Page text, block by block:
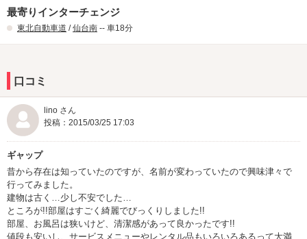
最寄りインターチェンジ
東北自動車道 /仙台南 -- 車18分
口コミ
lino さん
投稿：2015/03/25 17:03
ギャップ
昔から存在は知っていたのですが、名前が変わっていたので興味津々で
行ってみました。
建物は古く…少し不安でした…
ところが!!部屋はすごく綺麗でびっくりしました!!
部屋、お風呂は狭いけど、清潔感があって良かったです!!
値段も安いし、サービスメニューやレンタル品もいろいろあるって大満